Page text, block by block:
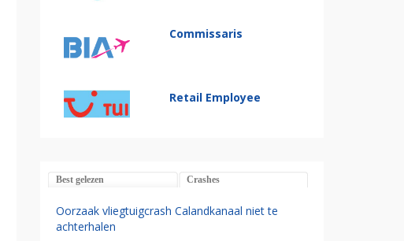
Commissaris
Retail Employee
Best gelezen Crashes
Oorzaak vliegtuigcrash Calandkanaal niet te
achterhalen